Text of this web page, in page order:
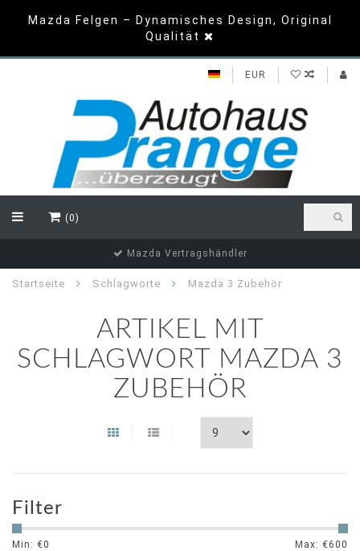
Mazda Felgen – Dynamisches Design, Original
Qualität
EUR
(0)
Top Bewertungen
Startseite Schlagworte Mazda 3 Zubehör
ARTIKEL MIT
SCHLAGWORT MAZDA 3
ZUBEHÖR
Filter
Min: €0 Max: €600